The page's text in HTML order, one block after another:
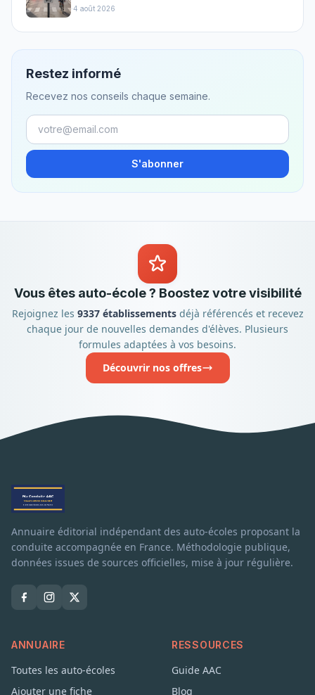
·4 août 2026
Restez informé
Recevez nos conseils chaque semaine.
S'abonner
Vous êtes auto-école ? Boostez votre visibilité
Rejoignez les 9337 établissementsdéjà référencés et recevez
chaque jour de nouvelles demandes d'élèves. Plusieurs
formules adaptées à vos besoins.
Découvrir nos offres
Annuaire éditorial indépendant des auto-écoles proposant la
conduite accompagnée en France. Méthodologie publique,
données issues de sources officielles, mise à jour régulière.
ANNUAIRE
Toutes les auto-écoles
Ajouter une fiche
RESSOURCES
Guide AAC
Blog